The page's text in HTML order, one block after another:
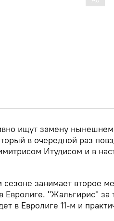
ищут замену
в очередной раз
Итудисом и в
занимает второе
Евролиге. "Жальгирис" за
в Евролиге 11-м и